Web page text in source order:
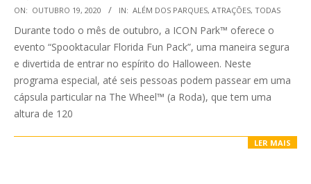
2020-
10-
19
ON: OUTUBRO 19, 2020 IN: ALÉM DOS PARQUES, ATRAÇÕES, TODAS
Durante todo o mês de outubro, a ICON Park™ oferece o
evento “Spooktacular Florida Fun Pack”, uma maneira segura
e divertida de entrar no espírito do Halloween. Neste
programa especial, até seis pessoas podem passear em uma
cápsula particular na The Wheel™ (a Roda), que tem uma
altura de 120
LER MAIS